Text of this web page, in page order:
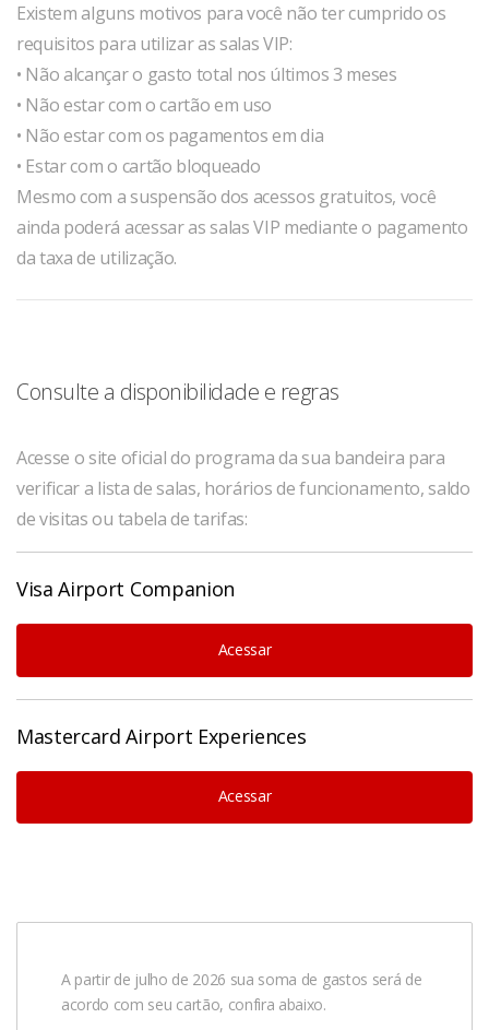
Existem alguns motivos para você não ter cumprido os
requisitos para utilizar as salas VIP:
• Não alcançar o gasto total nos últimos 3 meses
• Não estar com o cartão em uso
• Não estar com os pagamentos em dia
• Estar com o cartão bloqueado
Mesmo com a suspensão dos acessos gratuitos, você
ainda poderá acessar as salas VIP mediante o pagamento
da taxa de utilização.
Consulte a disponibilidade e regras
Acesse o site oficial do programa da sua bandeira para
verificar a lista de salas, horários de funcionamento, saldo
de visitas ou tabela de tarifas:
Visa Airport Companion
Acessar
Mastercard Airport Experiences
Acessar
A partir de julho de 2026 sua soma de gastos será de
acordo com seu cartão, confira abaixo.